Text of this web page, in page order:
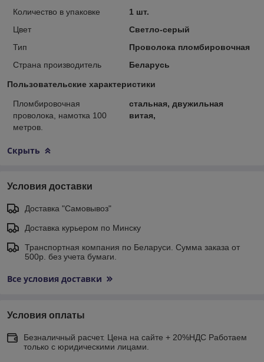
Количество в упаковке
1 шт.
Цвет
Светло-серый
Тип
Проволока пломбировочная
Страна производитель
Беларусь
Пользовательские характеристики
Пломбировочная
проволока, намотка 100
метров.
стальная, двужильная
витая,
Скрыть
Условия доставки
Доставка "Самовывоз"
Доставка курьером по Минску
Транспортная компания по Беларуси. Сумма заказа от
500р. без учета бумаги.
Все условия доставки
Условия оплаты
Безналичный расчет. Цена на сайте + 20%НДС Работаем
только с юридическими лицами.